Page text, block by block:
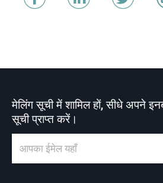
मेलिंग सूची में शामिल हों, सीधे अपने
सूची प्राप्त करें।